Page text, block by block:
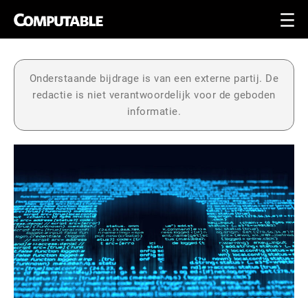
Onderstaande bijdrage is van een externe partij. De
redactie is niet verantwoordelijk voor de geboden
informatie.